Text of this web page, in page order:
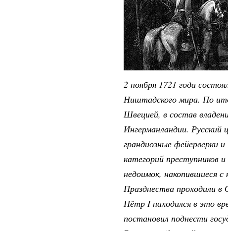
2 ноября 1721 года
Ништадского мира. По
Швецией, в состав
Ингерманландии. Русский
грандиозные фейерверки
категорий преступников
недоимок, накопившиеся
Празднества проходили в
Пётр I находился в это
постановил поднести